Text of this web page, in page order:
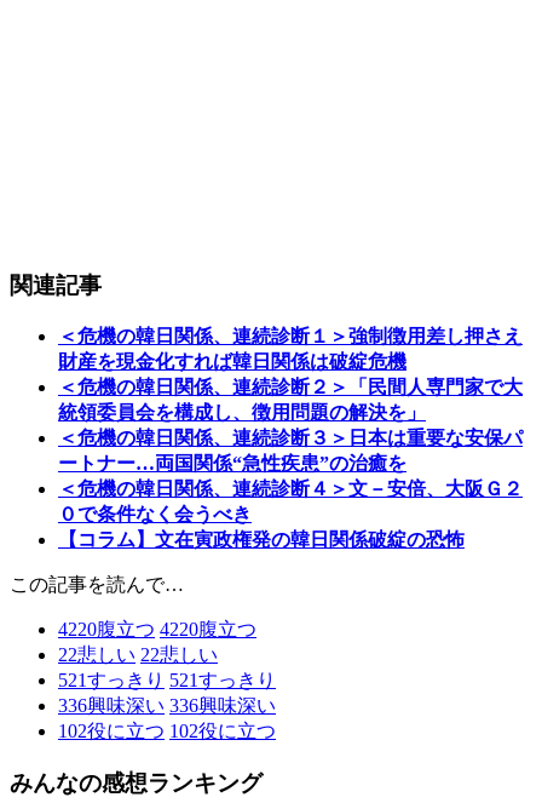
関連記事
＜危機の韓日関係、連続診断１＞強制徴用差し押さえ
財産を現金化すれば韓日関係は破綻危機
＜危機の韓日関係、連続診断２＞「民間人専門家で大
統領委員会を構成し、徴用問題の解決を」
＜危機の韓日関係、連続診断３＞日本は重要な安保パ
ートナー…両国関係“急性疾患”の治癒を
＜危機の韓日関係、連続診断４＞文－安倍、大阪Ｇ２
０で条件なく会うべき
【コラム】文在寅政権発の韓日関係破綻の恐怖
この記事を読んで…
4220腹立つ 4220腹立つ
22悲しい 22悲しい
521すっきり 521すっきり
336興味深い 336興味深い
102役に立つ 102役に立つ
みんなの感想ランキング